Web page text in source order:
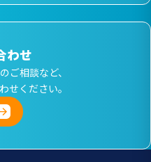
わせ
ご相談など、
せください。